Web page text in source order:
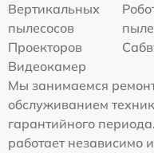
Вертикальных
пылесосов
Проекторов
Видеокамер
Мы занимаемся
обслуживанием
гарантийного
работает независимо